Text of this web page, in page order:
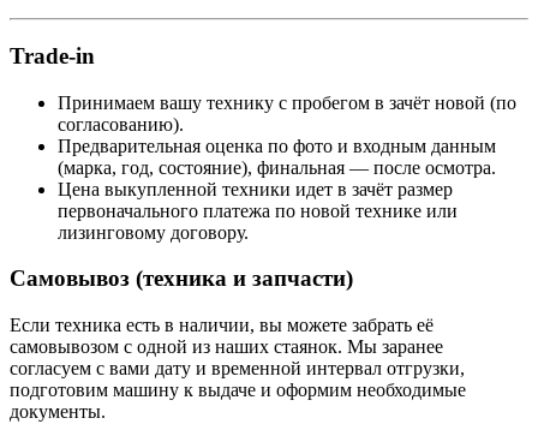
Trade-in
Принимаем вашу технику с пробегом в зачёт новой (по
согласованию).
Предварительная оценка по фото и входным данным
(марка, год, состояние), финальная — после осмотра.
Цена выкупленной техники идет в зачёт размер
первоначального платежа по новой технике или
лизинговому договору.
Самовывоз (техника и запчасти)
Если техника есть в наличии, вы можете забрать её
самовывозом с одной из наших стаянок. Мы заранее
согласуем с вами дату и временной интервал отгрузки,
подготовим машину к выдаче и оформим необходимые
документы.